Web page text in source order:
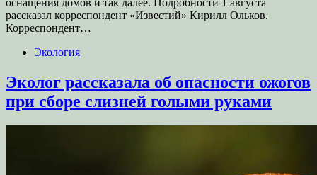
оснащения домов и так далее. Подробности 1 августа
рассказал корреспондент «Известий» Кирилл Ольков.
Корреспондент…
Экология
Эколог рассказала об опасности ожогов
при сборе слизней голыми руками